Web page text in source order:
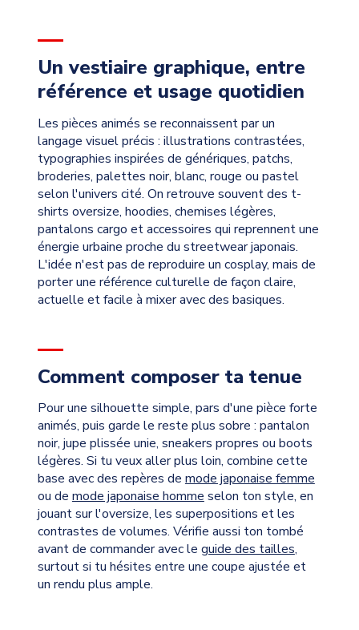
Un vestiaire graphique, entre
référence et usage quotidien
Les pièces animés se reconnaissent par un
langage visuel précis : illustrations contrastées,
typographies inspirées de génériques, patchs,
broderies, palettes noir, blanc, rouge ou pastel
selon l'univers cité. On retrouve souvent des t-
shirts oversize, hoodies, chemises légères,
pantalons cargo et accessoires qui reprennent une
énergie urbaine proche du streetwear japonais.
L'idée n'est pas de reproduire un cosplay, mais de
porter une référence culturelle de façon claire,
actuelle et facile à mixer avec des basiques.
Comment composer ta tenue
Pour une silhouette simple, pars d'une pièce forte
animés, puis garde le reste plus sobre : pantalon
noir, jupe plissée unie, sneakers propres ou boots
légères. Si tu veux aller plus loin, combine cette
base avec des repères demode japonaise femme
ou demode japonaise hommeselon ton style, en
jouant sur l'oversize, les superpositions et les
contrastes de volumes. Vérifie aussi ton tombé
avant de commander avec le guide des tailles,
surtout si tu hésites entre une coupe ajustée et
un rendu plus ample.